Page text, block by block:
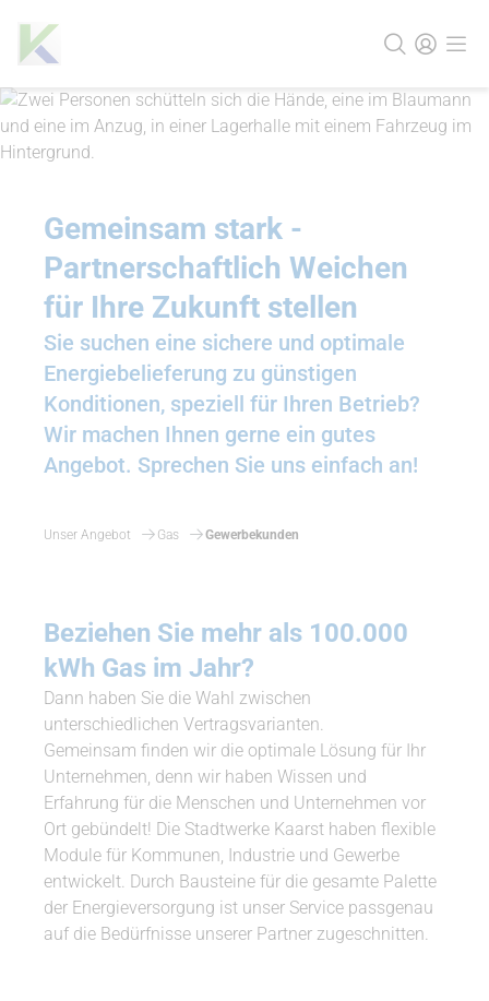
Gemeinsam stark -
Partnerschaftlich Weichen
für Ihre Zukunft stellen
Sie suchen eine sichere und optimale
Energiebelieferung zu günstigen
Konditionen, speziell für Ihren Betrieb?
Wir machen Ihnen gerne ein gutes
Angebot. Sprechen Sie uns einfach an!
Unser Angebot Gas Gewerbekunden
Beziehen Sie mehr als 100.000
kWh Gas im Jahr?
Dann haben Sie die Wahl zwischen
unterschiedlichen Vertragsvarianten.
Gemeinsam finden wir die optimale Lösung für Ihr
Unternehmen, denn wir haben Wissen und
Erfahrung für die Menschen und Unternehmen vor
Ort gebündelt! Die Stadtwerke Kaarst haben flexible
Module für Kommunen, Industrie und Gewerbe
entwickelt. Durch Bausteine für die gesamte Palette
der Energieversorgung ist unser Service passgenau
auf die Bedürfnisse unserer Partner zugeschnitten.